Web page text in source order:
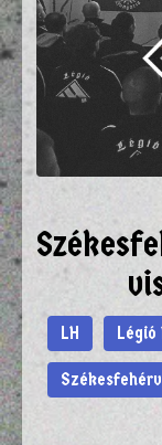
LH